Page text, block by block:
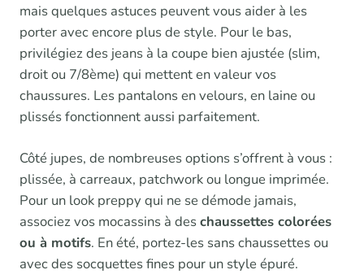
mais quelques astuces peuvent vous aider à les
porter avec encore plus de style. Pour le bas,
privilégiez des jeans à la coupe bien ajustée (slim,
droit ou 7/8ème) qui mettent en valeur vos
chaussures. Les pantalons en velours, en laine ou
plissés fonctionnent aussi parfaitement.
Côté jupes, de nombreuses options s’offrent à vous :
plissée, à carreaux, patchwork ou longue imprimée.
Pour un look preppy qui ne se démode jamais,
associez vos mocassins à deschaussettes colorées
ou à motifs. En été, portez-les sans chaussettes ou
avec des socquettes fines pour un style épuré.